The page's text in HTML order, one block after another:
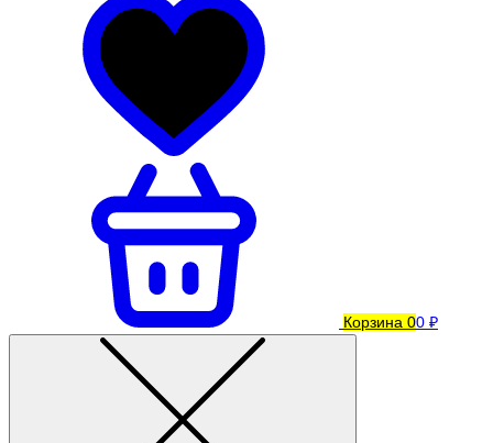
Корзина 00 ₽